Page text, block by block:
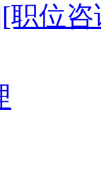
[职位